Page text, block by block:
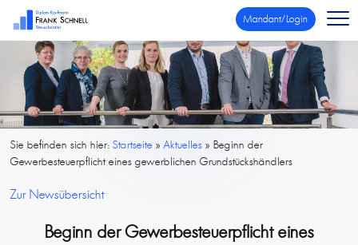
Mandant/Login
Sie befinden sich hier:Startseite »Aktuelles »Beginn der
Gewerbesteuerpflicht eines gewerblichen Grundstückshändlers
Zur Newsübersicht
Beginn der Gewerbesteuerpflicht eines